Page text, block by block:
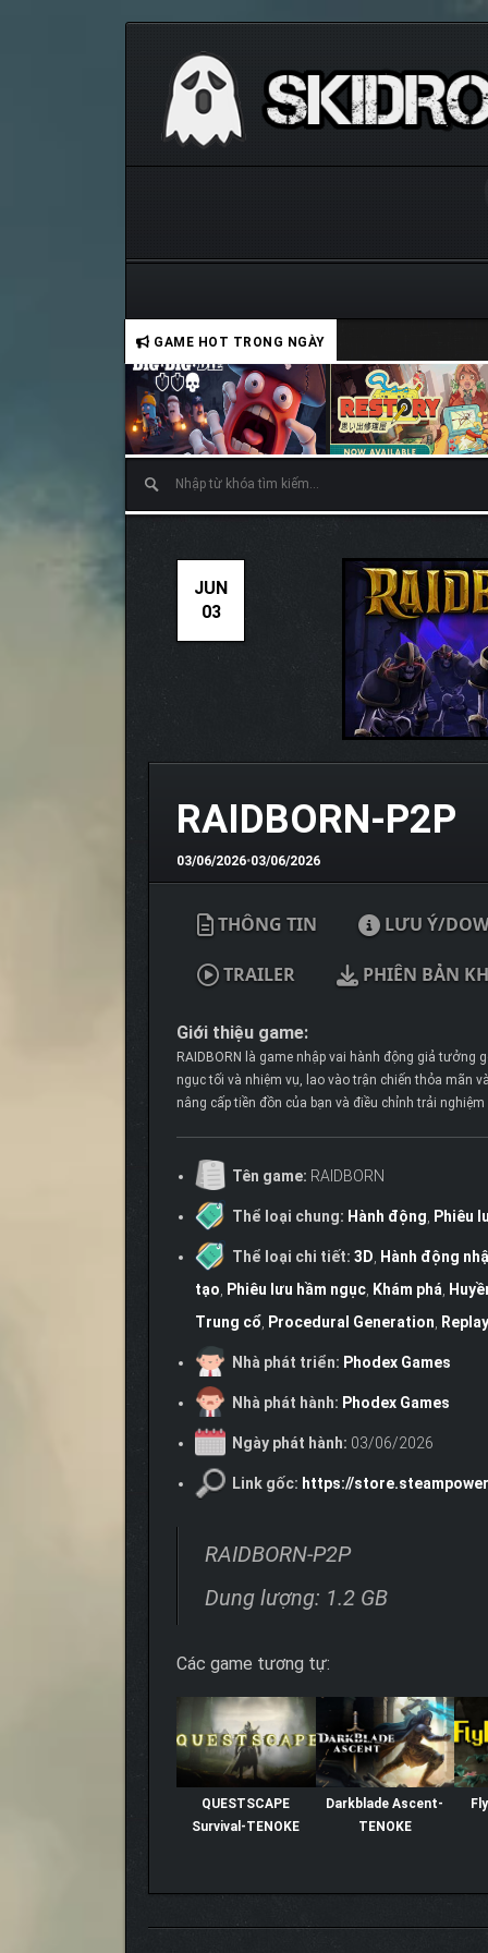
GAME HOT TRONG NGÀY
JUN
03
RAIDBORN-P2P
03/06/2026•03/06/2026
THÔNG TIN LƯU Ý/
TRAILER PHIÊN BẢN
Giới thiệu game:
RAIDBORN là game nhập vai hành động giả
ngục tối và nhiệm vụ, lao vào trận chiến thỏa mãn
nâng cấp tiền đồn của bạn và điều chỉnh trải
Tên game: RAIDBORN
Thể loại chung: Hành động, Phiêu
Thể loại chi tiết: 3D, Hành động
tạo, Phiêu lưu hầm ngục, Khám phá,
Trung cổ, Procedural Generation,
Nhà phát triển: Phodex Games
Nhà phát hành: Phodex Games
Ngày phát hành: 03/06/2026
Link gốc: https://
RAIDBORN-P2P
Dung lượng: 1.2 GB
Các game tương tự:
QUESTSCAPE
Survival-TENOKE
Darkblade Ascent-
TENOKE